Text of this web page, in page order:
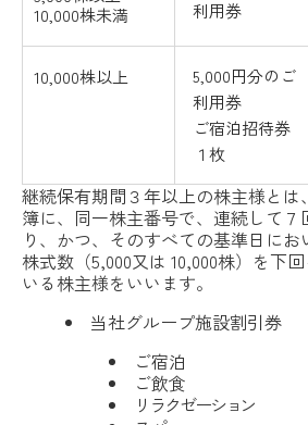
10,000株未満
利用券
10,000株以上
5,000円分のご
利用券
ご宿泊招待券
１枚
継続保有期間３年以上の株主様とは
簿に、同一株主番号で、連続して
り、かつ、そのすべての基準日に
株式数（5,000又は 10,000株）を下
いる株主様をいいます。
当社グループ施設割引券
ご宿泊
ご飲食
リラクゼーション